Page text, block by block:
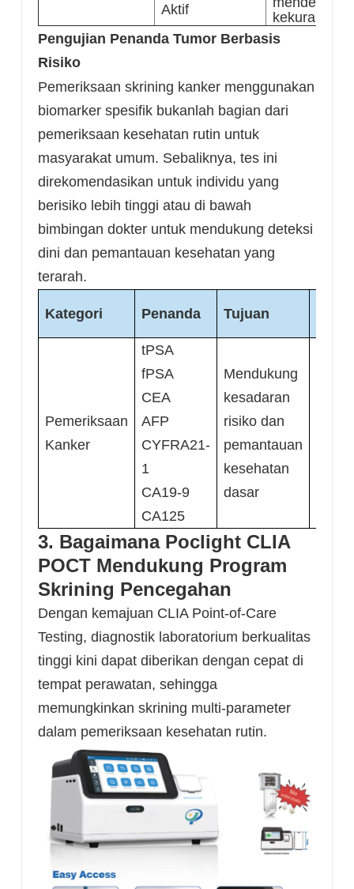
Aktif
kekurangan
Pengujian Penanda Tumor Berbasis
Risiko
Pemeriksaan skrining kanker menggunakan
biomarker spesifik bukanlah bagian dari
pemeriksaan kesehatan rutin untuk
masyarakat umum. Sebaliknya, tes ini
direkomendasikan untuk individu yang
berisiko lebih tinggi atau di bawah
bimbingan dokter untuk mendukung deteksi
dini dan pemantauan kesehatan yang
terarah.
Kategori Penanda Tujuan
Pemeriksaan
Kanker
tPSA
fPSA
CEA
AFP
CYFRA21-
1
CA19-9
CA125
Mendukung
kesadaran
risiko dan
pemantauan
kesehatan
dasar
3. Bagaimana Poclight CLIA
POCT Mendukung Program
Skrining Pencegahan
Dengan kemajuan CLIA Point-of-Care
Testing, diagnostik laboratorium berkualitas
tinggi kini dapat diberikan dengan cepat di
tempat perawatan, sehingga
memungkinkan skrining multi-parameter
dalam pemeriksaan kesehatan rutin.